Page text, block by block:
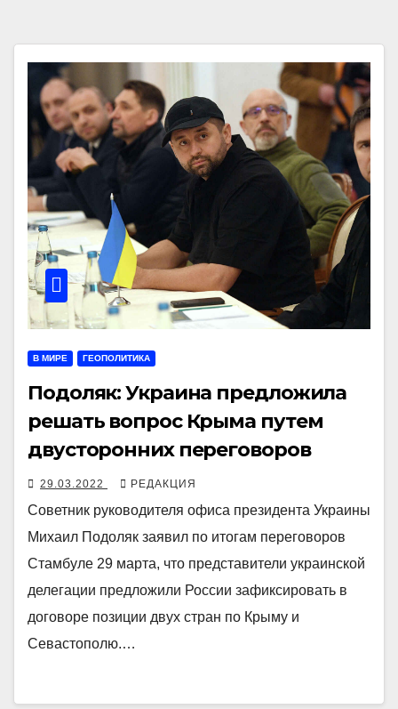
В МИРЕ ГЕОПОЛИТИКА
Подоляк: Украина предложила
решать вопрос Крыма путем
двусторонних переговоров
29.03.2022 РЕДАКЦИЯ
Советник руководителя офиса президента Украины
Михаил Подоляк заявил по итогам переговоров
Стамбуле 29 марта, что представители украинской
делегации предложили России зафиксировать в
договоре позиции двух стран по Крыму и
Севастополю.…